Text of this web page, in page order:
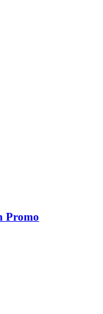
Promo